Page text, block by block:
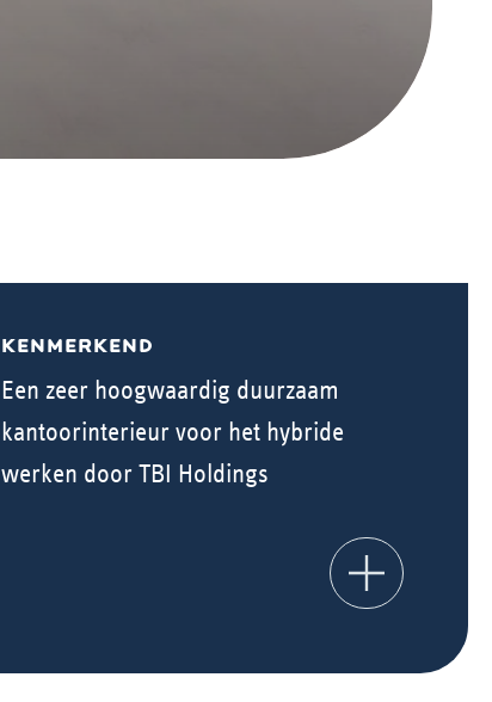
KENMERKEND
Een zeer hoogwaardig duurzaam
kantoorinterieur voor het hybride
werken door TBI Holdings